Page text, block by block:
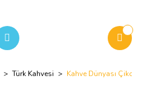
Türk Kahvesi Kahve Dünyası